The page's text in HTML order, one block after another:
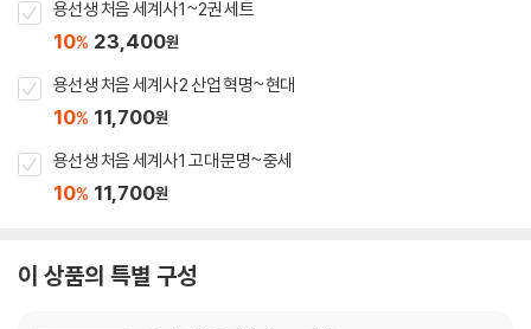
용선생 처음 세계사 1~2권 세트
10% 23,400원
용선생 처음 세계사 2 산업 혁명~현대
10% 11,700원
용선생 처음 세계사 1 고대 문명~중세
10% 11,700원
이 상품의 특별 구성